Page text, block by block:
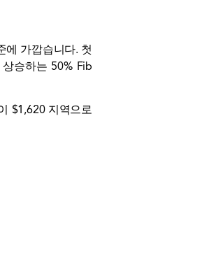
에 가깝습니다. 첫
승하는 50% Fib
$1,620 지역으로